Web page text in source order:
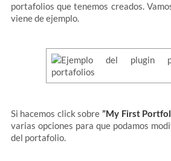
portafolios que tenemos creados.
viene de ejemplo.
Si hacemos click sobre ”My First
varias opciones para que podamos
del portafolio.